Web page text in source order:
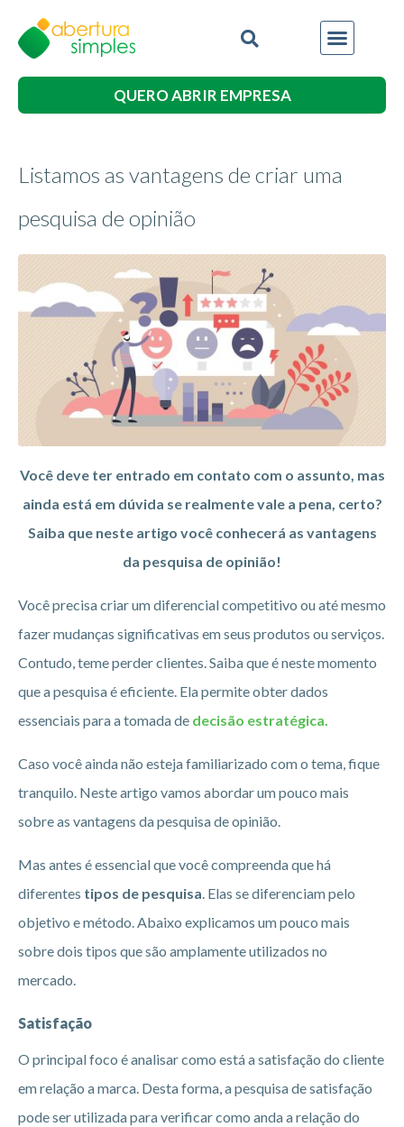
QUERO ABRIR EMPRESA
Listamos as vantagens de criar uma
pesquisa de opinião
Você deve ter entrado em contato com o assunto, mas
ainda está em dúvida se realmente vale a pena, certo?
Saiba que neste artigo você conhecerá as vantagens
da pesquisa de opinião!
Você precisa criar um diferencial competitivo ou até mesmo
fazer mudanças significativas em seus produtos ou serviços.
Contudo, teme perder clientes. Saiba que é neste momento
que a pesquisa é eficiente. Ela permite obter dados
essenciais para a tomada de decisão estratégica.
Caso você ainda não esteja familiarizado com o tema, fique
tranquilo. Neste artigo vamos abordar um pouco mais
sobre as vantagens da pesquisa de opinião.
Mas antes é essencial que você compreenda que há
diferentes tipos de pesquisa. Elas se diferenciam pelo
objetivo e método. Abaixo explicamos um pouco mais
sobre dois tipos que são amplamente utilizados no
mercado.
Satisfação
O principal foco é analisar como está a satisfação do cliente
em relação a marca. Desta forma, a pesquisa de satisfação
pode ser utilizada para verificar como anda a relação do